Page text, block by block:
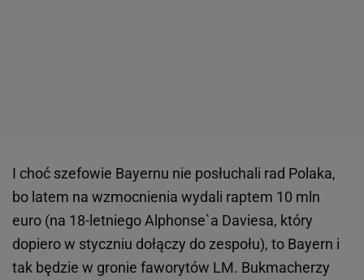
I choć szefowie Bayernu nie posłuchali rad Polaka,
bo latem na wzmocnienia wydali raptem 10 mln
euro (na 18-letniego Alphonse`a Daviesa, który
dopiero w styczniu dołączy do zespołu), to Bayern i
tak będzie w gronie faworytów LM. Bukmacherzy